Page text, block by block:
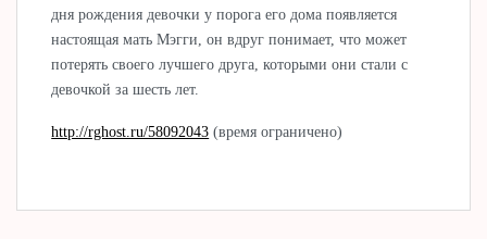
дня рождения девочки у порога его дома появляется
настоящая мать Мэгги, он вдруг понимает, что может
потерять своего лучшего друга, которыми они стали с
девочкой за шесть лет.
http://rghost.ru/58092043 (время ограничено)